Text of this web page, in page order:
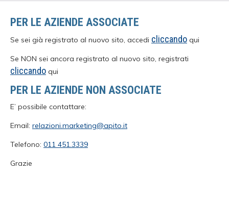
PER LE AZIENDE ASSOCIATE
Se sei già registrato al nuovo sito, accedi cliccando qui
Se NON sei ancora registrato al nuovo sito, registrati
cliccando qui
PER LE AZIENDE NON ASSOCIATE
E’ possibile contattare:
Email: relazioni.marketing@apito.it
Telefono: 011 451.3339
Grazie